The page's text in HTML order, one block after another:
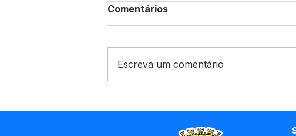
Dourado: Um Mês de
Cuidado, Proteção e
Comentários
Escreva um comentário